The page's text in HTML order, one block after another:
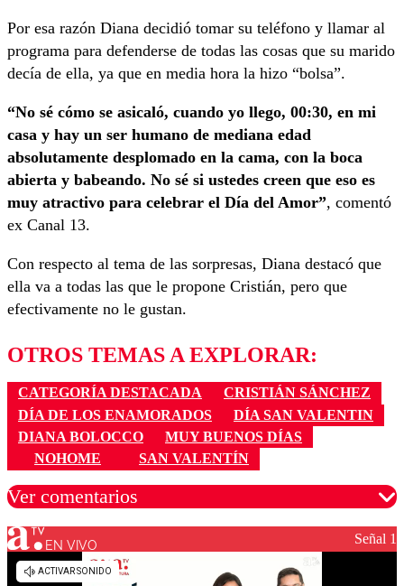
Por esa razón Diana decidió tomar su teléfono y llamar al
programa para defenderse de todas las cosas que su marido
decía de ella, ya que en media hora la hizo “bolsa”.
“No sé cómo se asicaló, cuando yo llego, 00:30, en mi
casa y hay un ser humano de mediana edad
absolutamente desplomado en la cama, con la boca
abierta y babeando. No sé si ustedes creen que eso es
muy atractivo para celebrar el Día del Amor”, comentó
ex Canal 13.
Con respecto al tema de las sorpresas, Diana destacó que
ella va a todas las que le propone Cristián, pero que
efectivamente no le gustan.
OTROS TEMAS A EXPLORAR:
CATEGORÍA DESTACADA
CRISTIÁN SÁNCHEZ
DÍA DE LOS ENAMORADOS
DÍA SAN VALENTIN
DIANA BOLOCCO
MUY BUENOS DÍAS
NOHOME
SAN VALENTÍN
Ver comentarios
Los comentarios son moderados para garantizar un
diálogo respetuoso.
EN VIVO Señal 1